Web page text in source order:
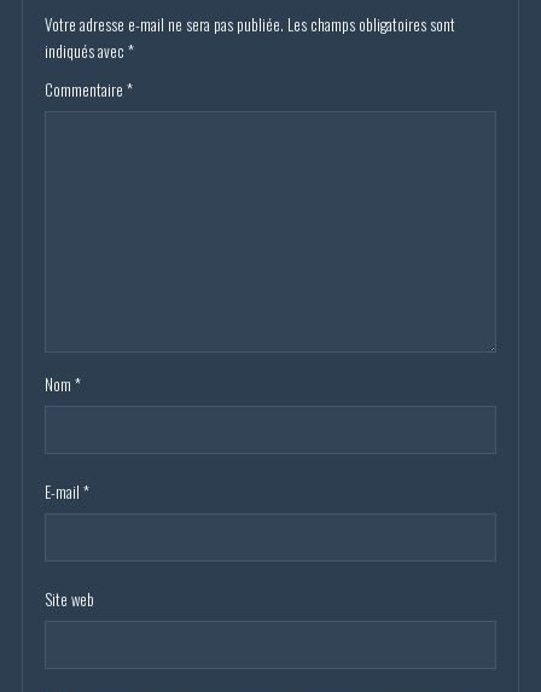
Votre adresse e-mail ne sera pas publiée. Les champs obligatoires sont
indiqués avec *
Commentaire *
Nom *
E-mail *
Site web